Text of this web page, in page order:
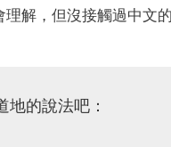
理解，但沒接觸過中文
地的說法吧：